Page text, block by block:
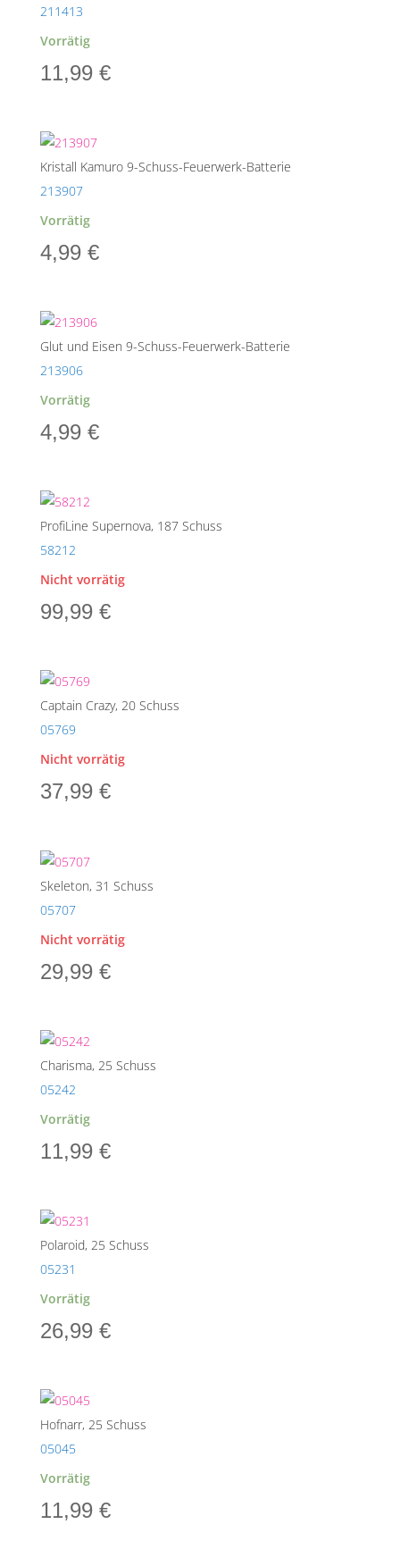
211413
Vorrätig
11,99 €
Kristall Kamuro 9-Schuss-Feuerwerk-Batterie
213907
Vorrätig
4,99 €
Glut und Eisen 9-Schuss-Feuerwerk-Batterie
213906
Vorrätig
4,99 €
ProfiLine Supernova, 187 Schuss
58212
Nicht vorrätig
99,99 €
Captain Crazy, 20 Schuss
05769
Nicht vorrätig
37,99 €
Skeleton, 31 Schuss
05707
Nicht vorrätig
29,99 €
Charisma, 25 Schuss
05242
Vorrätig
11,99 €
Polaroid, 25 Schuss
05231
Vorrätig
26,99 €
Hofnarr, 25 Schuss
05045
Vorrätig
11,99 €